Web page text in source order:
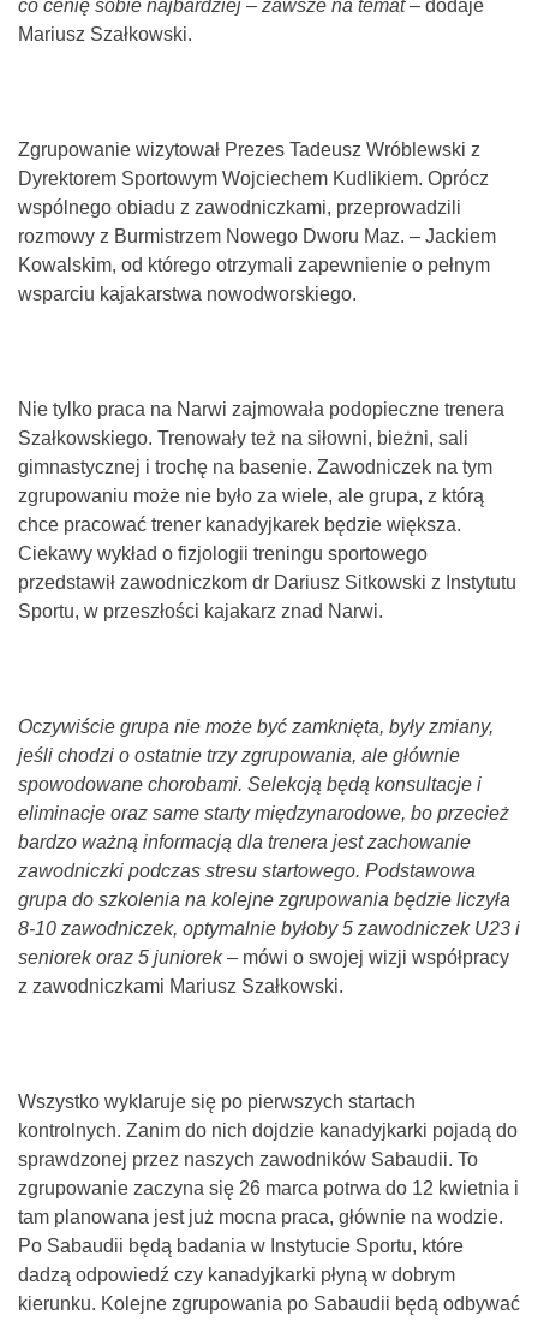
co cenię sobie najbardziej – zawsze na temat– dodaje
Mariusz Szałkowski.
Zgrupowanie wizytował Prezes Tadeusz Wróblewski z
Dyrektorem Sportowym Wojciechem Kudlikiem. Oprócz
wspólnego obiadu z zawodniczkami, przeprowadzili
rozmowy z Burmistrzem Nowego Dworu Maz. – Jackiem
Kowalskim, od którego otrzymali zapewnienie o pełnym
wsparciu kajakarstwa nowodworskiego.
Nie tylko praca na Narwi zajmowała podopieczne trenera
Szałkowskiego. Trenowały też na siłowni, bieżni, sali
gimnastycznej i trochę na basenie. Zawodniczek na tym
zgrupowaniu może nie było za wiele, ale grupa, z którą
chce pracować trener kanadyjkarek będzie większa.
Ciekawy wykład o fizjologii treningu sportowego
przedstawił zawodniczkom dr Dariusz Sitkowski z Instytutu
Sportu, w przeszłości kajakarz znad Narwi.
Oczywiście grupa nie może być zamknięta, były zmiany,
jeśli chodzi o ostatnie trzy zgrupowania, ale głównie
spowodowane chorobami. Selekcją będą konsultacje i
eliminacje oraz same starty międzynarodowe, bo przecież
bardzo ważną informacją dla trenera jest zachowanie
zawodniczki podczas stresu startowego. Podstawowa
grupa do szkolenia na kolejne zgrupowania będzie liczyła
8-10 zawodniczek, optymalnie byłoby 5 zawodniczek U23 i
seniorek oraz 5 juniorek– mówi o swojej wizji współpracy
z zawodniczkami Mariusz Szałkowski.
Wszystko wyklaruje się po pierwszych startach
kontrolnych. Zanim do nich dojdzie kanadyjkarki pojadą do
sprawdzonej przez naszych zawodników Sabaudii. To
zgrupowanie zaczyna się 26 marca potrwa do 12 kwietnia i
tam planowana jest już mocna praca, głównie na wodzie.
Po Sabaudii będą badania w Instytucie Sportu, które
dadzą odpowiedź czy kanadyjkarki płyną w dobrym
kierunku. Kolejne zgrupowania po Sabaudii będą odbywać